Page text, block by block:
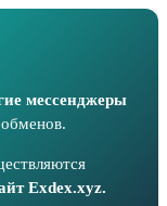
мессенджеры
Exdex.xyz.